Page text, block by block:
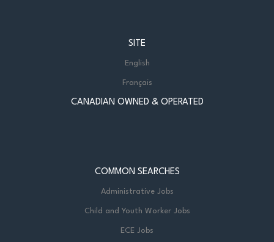
SITE
English
Français
CANADIAN OWNED & OPERATED
COMMON SEARCHES
Administrative Jobs
Child and Youth Worker Jobs
ECE Jobs